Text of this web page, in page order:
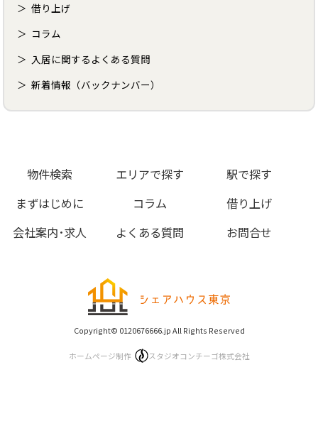
借り上げ
コラム
入居に関するよくある質問
新着情報（バックナンバー）
物件検索 エリアで探す
駅で探す
まずはじめに
コラム
借り上げ
会社案内･求人
よくある質問 お問合せ
Copyright© 0120676666.jp All Rights Reserved
ホームページ制作 スタジオコンチーゴ株式会社